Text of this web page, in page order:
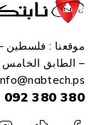
موقعنا : فلسطين
– الطابق الخامس .
info@nabtech.ps
380 380 092